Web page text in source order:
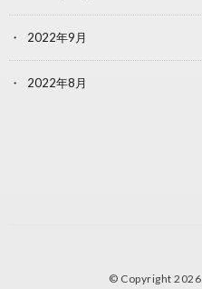
2022年9月
2022年8月
© Copyright 2026